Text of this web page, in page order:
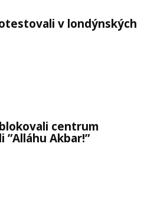
v londýnských
centrum
”Alláhu Akbar!”